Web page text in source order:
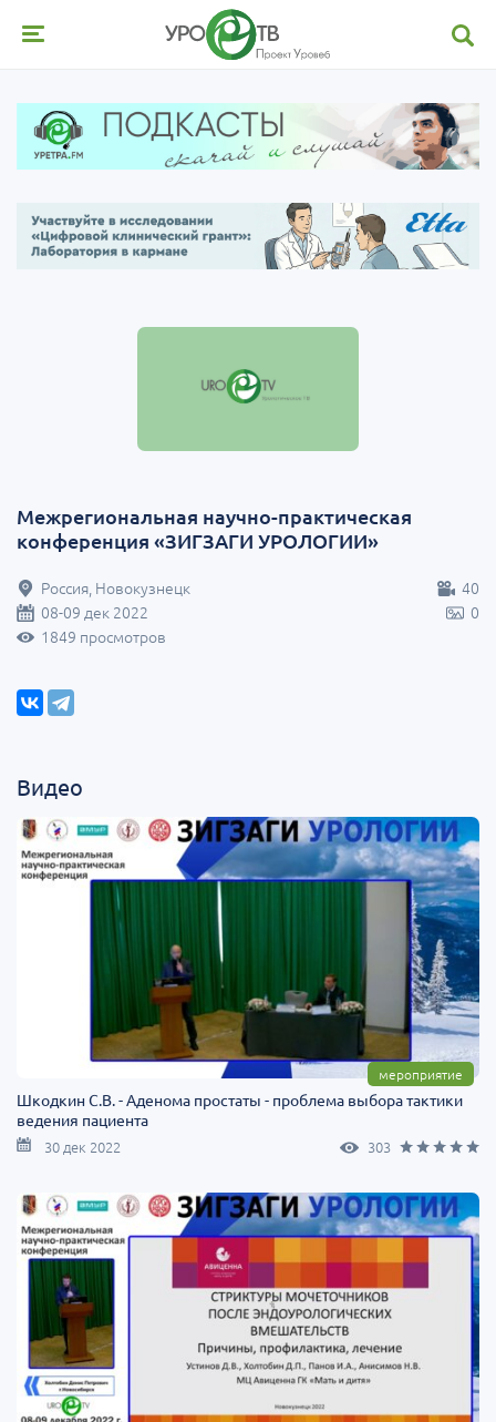
Межрегиональная научно-практическая
конференция «ЗИГЗАГИ УРОЛОГИИ»
40
Россия, Новокузнецк
0
08-09 дек 2022
1849 просмотров
Видео
мероприятие
Шкодкин С.В. - Аденома простаты - проблема выбора тактики
ведения пациента
30 дек 2022 303